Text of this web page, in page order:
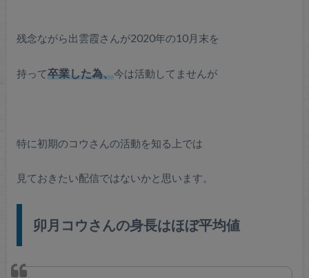
残念ながら出雲霞さんが2020年の10月末を
持って卒業した為、今は活動してませんが
特に初期のコウさんの活動を知る上では
見ておきたい配信ではないかと思います。
卯月コウさんの身長はほぼ平均値